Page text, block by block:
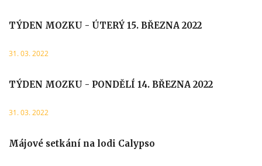
TÝDEN MOZKU - ÚTERÝ 15. BŘEZNA 2022
31. 03. 2022
TÝDEN MOZKU - PONDĚLÍ 14. BŘEZNA 2022
31. 03. 2022
Májové setkání na lodi Calypso